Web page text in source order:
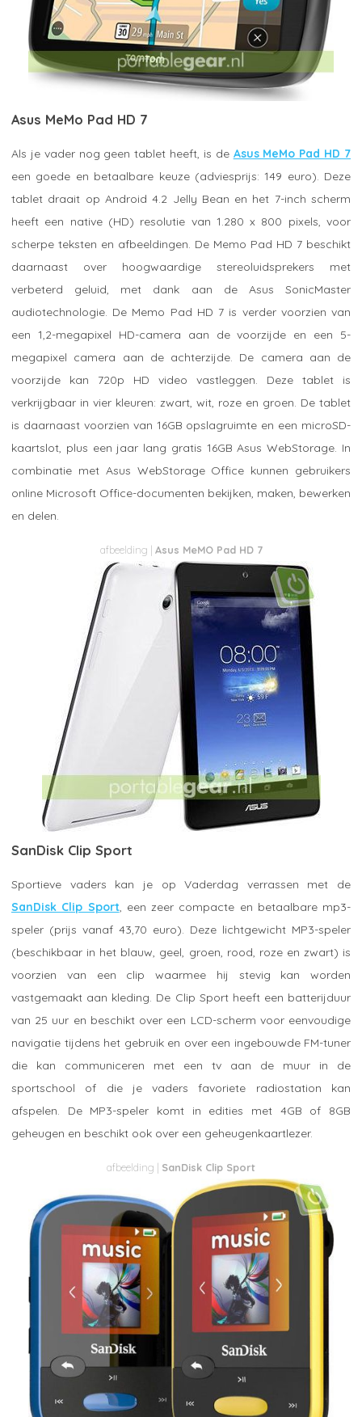
Asus MeMo Pad HD 7
Als je vader nog geen tablet heeft, is de Asus MeMo Pad HD 7
een goede en betaalbare keuze (adviesprijs: 149 euro). Deze
tablet draait op Android 4.2 Jelly Bean en het 7-inch scherm
heeft een native (HD) resolutie van 1.280 x 800 pixels, voor
scherpe teksten en afbeeldingen. De Memo Pad HD 7 beschikt
daarnaast over hoogwaardige stereoluidsprekers met
verbeterd geluid, met dank aan de Asus SonicMaster
audiotechnologie. De Memo Pad HD 7 is verder voorzien van
een 1,2-megapixel HD-camera aan de voorzijde en een 5-
megapixel camera aan de achterzijde. De camera aan de
voorzijde kan 720p HD video vastleggen. Deze tablet is
verkrijgbaar in vier kleuren: zwart, wit, roze en groen. De tablet
is daarnaast voorzien van 16GB opslagruimte en een microSD-
kaartslot, plus een jaar lang gratis 16GB Asus WebStorage. In
combinatie met Asus WebStorage Office kunnen gebruikers
online Microsoft Office-documenten bekijken, maken, bewerken
en delen.
Asus MeMO Pad HD 7
SanDisk Clip Sport
Sportieve vaders kan je op Vaderdag verrassen met de
SanDisk Clip Sport, een zeer compacte en betaalbare mp3-
speler (prijs vanaf 43,70 euro). Deze lichtgewicht MP3-speler
(beschikbaar in het blauw, geel, groen, rood, roze en zwart) is
voorzien van een clip waarmee hij stevig kan worden
vastgemaakt aan kleding. De Clip Sport heeft een batterijduur
van 25 uur en beschikt over een LCD-scherm voor eenvoudige
navigatie tijdens het gebruik en over een ingebouwde FM-tuner
die kan communiceren met een tv aan de muur in de
sportschool of die je vaders favoriete radiostation kan
afspelen. De MP3-speler komt in edities met 4GB of 8GB
geheugen en beschikt ook over een geheugenkaartlezer.
SanDisk Clip Sport